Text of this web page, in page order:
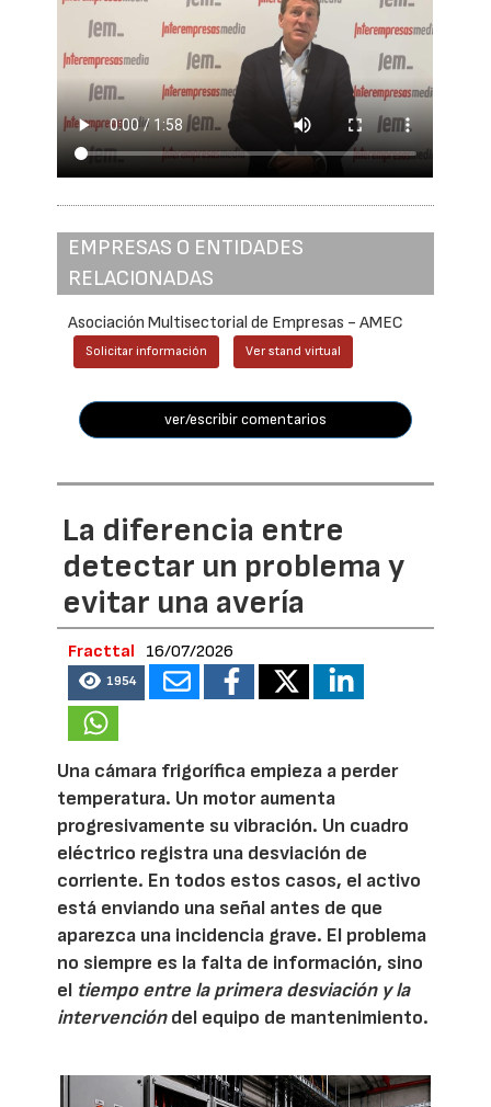
EMPRESAS O ENTIDADES
RELACIONADAS
Asociación Multisectorial de Empresas - AMEC
Solicitar información Ver stand virtual
ver/escribir comentarios
La diferencia entre
detectar un problema y
evitar una avería
Fracttal 16/07/2026
1954
Una cámara frigorífica empieza a perder
temperatura. Un motor aumenta
progresivamente su vibración. Un cuadro
eléctrico registra una desviación de
corriente. En todos estos casos, el activo
está enviando una señal antes de que
aparezca una incidencia grave. El problema
no siempre es la falta de información, sino
el tiempo entre la primera desviación y la
intervencióndel equipo de mantenimiento.